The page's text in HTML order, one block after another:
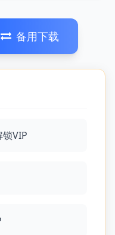
备用下载
VIP